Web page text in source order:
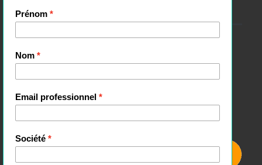
électronique ?
Annuaire de facturation électronique : rôle et fonctionnement
Suivez-nous :